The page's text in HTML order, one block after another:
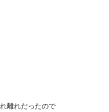
離れだったので